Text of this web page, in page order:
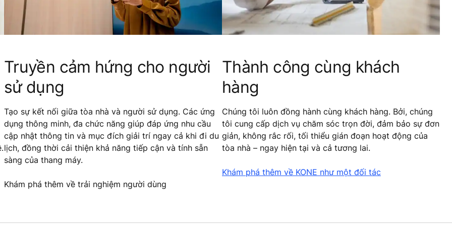
Truyền cảm hứng cho người
sử dụng
Tạo sự kết nối giữa tòa nhà và người sử dụng. Các ứng
dụng thông minh, đa chức năng giúp đáp ứng nhu cầu
cập nhật thông tin và mục đích giải trí ngay cả khi đi du
lịch, đồng thời cải thiện khả năng tiếp cận và tính sẵn
sàng của thang máy.
Khám phá thêm về trải nghiệm người dùng
Thành công cùng khách
hàng
Chúng tôi luôn đồng hành cùng khách hàng. Bởi, chúng
tôi cung cấp dịch vụ chăm sóc trọn đời, đảm bảo sự đơn
giản, không rắc rối, tối thiểu gián đoạn hoạt động của
tòa nhà – ngay hiện tại và cả tương lai.
Khám phá thêm về KONE như một đối tác